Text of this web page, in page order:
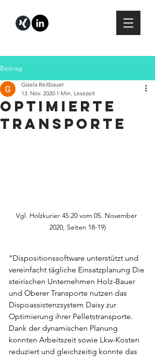
Beitrag
Optimierte
Transporte
Gisela Reitbauer
13. Nov. 2020 1 Min. Lesezeit
Vgl. Holzkurier 45.20 vom 05. November
2020, Seiten 18-19)
"Dispositionssoftware unterstützt und
vereinfacht tägliche Einsatzplanung Die
steirischen Unternehmen Holz-Bauer
und Oberer Transporte nutzen das
Dispoassistenzsystem Daisy zur
Optimierung ihrer Pelletstransporte.
Dank der dynamischen Planung
konnten Arbeitszeit sowie Lkw-Kosten
reduziert und gleichzeitig konnte das